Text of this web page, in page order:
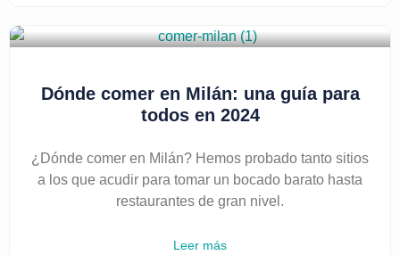
Dónde comer en Milán: una guía para
todos en 2024
¿Dónde comer en Milán? Hemos probado tanto sitios
a los que acudir para tomar un bocado barato hasta
restaurantes de gran nivel.
Leer más